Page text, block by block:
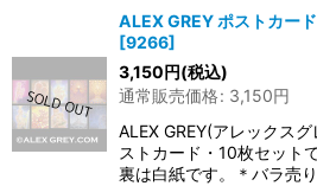
ALEX GREY ポストカー
[9266]
3,150円(税込)
通常販売価格: 3,150円
ALEX GREY(アレックス
ストカード・10枚セット
裏は白紙です。＊バラ売